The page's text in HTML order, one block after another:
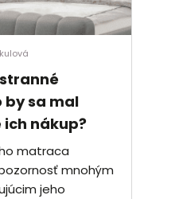
sa mal
nákup?
matraca
mnohým
jeho